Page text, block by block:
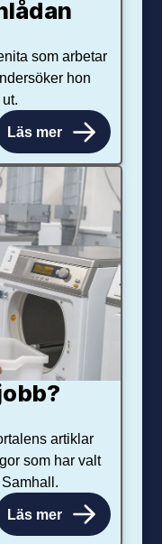
som arbetar
hon
Läs mer
artiklar
som har valt
Läs mer